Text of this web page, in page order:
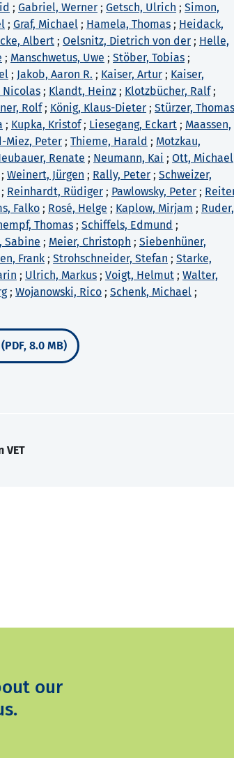
; Gabriel, Werner ; Getsch, Ulrich ; Simon,
; Graf, Michael ; Hamela, Thomas ; Heidack,
Albert ; Oelsnitz, Dietrich von der ; Helle,
; Manschwetus, Uwe ; Stöber, Tobias ;
; Jakob, Aaron R. ; Kaiser, Artur ; Kaiser,
Nicolas ; Klandt, Heinz ; Klotzbücher, Ralf;
Rolf; König, Klaus-Dieter ; Stürzer, Thomas
; Kupka, Kristof; Liesegang, Eckart ; Maassen,
Miez, Peter ; Thieme, Harald ; Motzkau,
Renate ; Neumann, Kai ; Ott, Michael
; Weinert, Jürgen ; Rally, Peter ; Schweizer,
Reinhardt, Rüdiger ; Pawlowsky, Peter ;
Falko ; Rosé, Helge ; Kaplow, Mirjam ; Ruder,
Thomas ; Schiffels, Edmund ;
Sabine ; Meier, Christoph ; Siebenhüner,
Frank ; Strohschneider, Stefan ; Starke,
; Ulrich, Markus ; Voigt, Helmut ; Walter,
; Wojanowski, Rico ; Schenk, Michael ;
8.0 MB)
VET
our